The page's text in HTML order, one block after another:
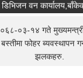
वन कार्यालय,बाँकेको
०३-१४ गते मुख्यमन्त्री
फोहर ब्यवस्थापन
झलकहरु.